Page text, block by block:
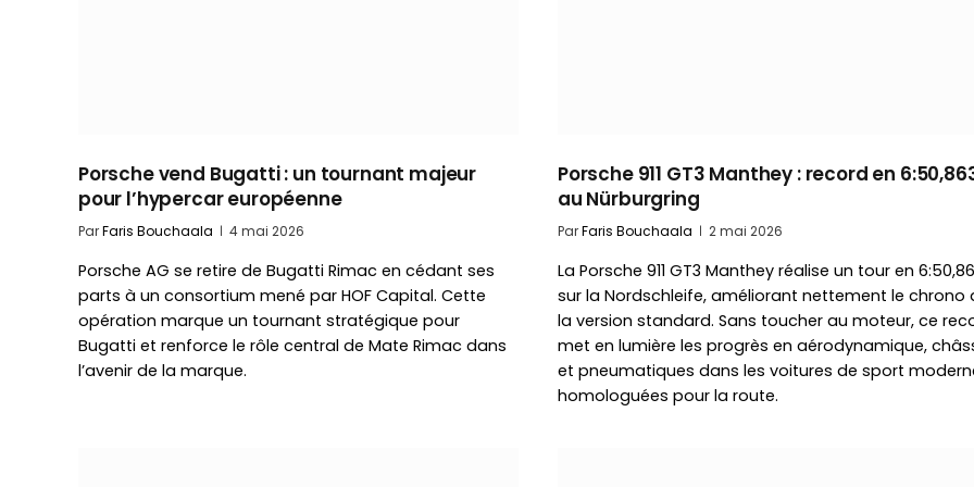
Porsche vend Bugatti : un tournant majeur
pour l’hypercar européenne
ParFaris Bouchaala 4 mai 2026
Porsche AG se retire de Bugatti Rimac en cédant ses
parts à un consortium mené par HOF Capital. Cette
opération marque un tournant stratégique pour
Bugatti et renforce le rôle central de Mate Rimac dans
l’avenir de la marque.
Porsche 911 GT3 Manthey : record en
au Nürburgring
ParFaris Bouchaala 2 mai 2026
La Porsche 911 GT3 Manthey réalise un tour en
sur la Nordschleife, améliorant nettement le chrono
la version standard. Sans toucher au moteur, ce
met en lumière les progrès en aérodynamique,
et pneumatiques dans les voitures de sport
homologuées pour la route.